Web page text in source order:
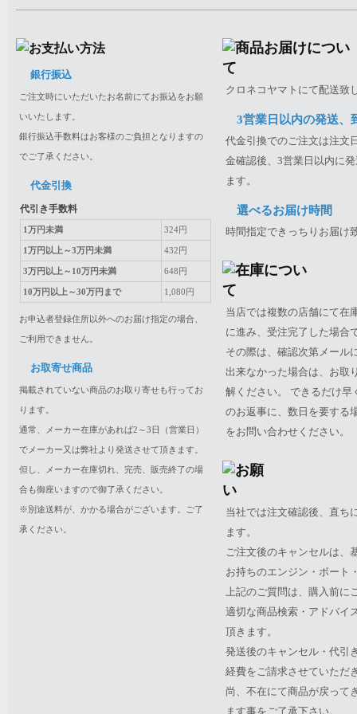
銀行振込
ご注文時にいただいたお名前にてお振込をお願
いいたします。
銀行振込手数料はお客様のご負担となりますの
でご了承ください。
代金引換
代引き手数料
1万円未満 324円
1万円以上～3万円未満 432円
3万円以上～10万円未満 648円
10万円以上～30万円まで 1,080円
お申込者登録住所以外へのお届け指定の場合、
ご利用できません。
お取寄せ商品
掲載されていない商品のお取り寄せも行ってお
ります。
通常、メーカー在庫があれば2～3日（営業日）
でメーカー又は弊社より発送させて頂きます。
但し、メーカー在庫切れ、完売、販売終了の場
合も御座いますので御了承ください。
※別途送料が、かかる場合がございます。ご了
承ください。
クロネコヤマトにて配送致
3営業日以内の発送、
代金引換でのご注文は注文
金確認後、3営業日以内に
ます。
選べるお届け時間
時間指定できっちりお届け
当店では複数の店舗にて在
に進み、受注完了した場合
その際は、確認次第メール
出来なかった場合は、お取
解ください。 できるだけ
のお返事に、数日を要する
をお問い合わせください。
当社では注文確認後、直ち
ます。
ご注文後のキャンセルは、
お持ちのエンジン・ボート
上記のご質問は、購入前に
適切な商品検索・アドバイ
頂きます。
発送後のキャンセル・代引
経費をご請求させていただ
尚、不在にて商品が戻って
ます事をご了承下さい。